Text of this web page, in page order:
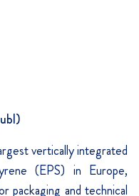
vertically integrated
(EPS) in Europe,
packaging and technical